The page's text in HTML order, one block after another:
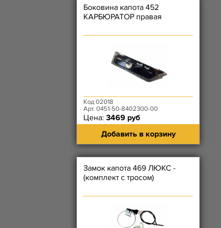
Боковина капота 452
КАРБЮРАТОР правая
Код 02018
Арт. 0451-50-8402300-00
Цена: 3469 руб
Добавить в корзину
Замок капота 469 ЛЮКС -
(комплект с тросом)